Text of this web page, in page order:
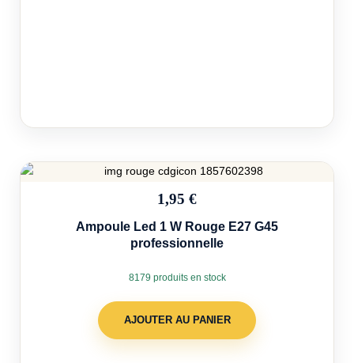
1,95 €
Ampoule Led 1 W Rouge E27 G45
professionnelle
8179 produits en stock
AJOUTER AU PANIER